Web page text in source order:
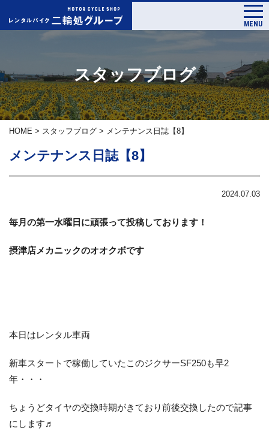
MENU
スタッフブログ
HOME > スタッフブログ > メンテナンス日誌【8】
メンテナンス日誌【8】
2024.07.03
毎月の第一水曜日に頑張って投稿しております！
摂津店メカニックのオオクボです
本日はレンタル車両
新車スタートで稼働していたこのジクサーSF250も早2
年・・・
ちょうどタイヤの交換時期がきており前後交換したので記事
にします♬
English Site